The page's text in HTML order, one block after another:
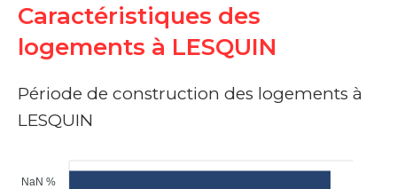
Caractéristiques des
logements à LESQUIN
Période de construction des logements à
LESQUIN
NaN %